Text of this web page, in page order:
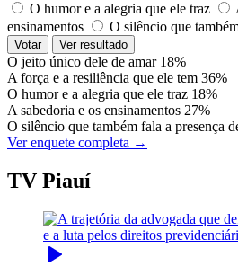
O humor e a alegria que ele traz
ensinamentos
O silêncio que
Votar Ver resultado
O jeito único dele de amar 18%
A força e a resiliência que ele tem 36%
O humor e a alegria que ele traz 18%
A sabedoria e os ensinamentos 27%
O silêncio que também fala a presença
Ver enquete completa →
TV Piauí